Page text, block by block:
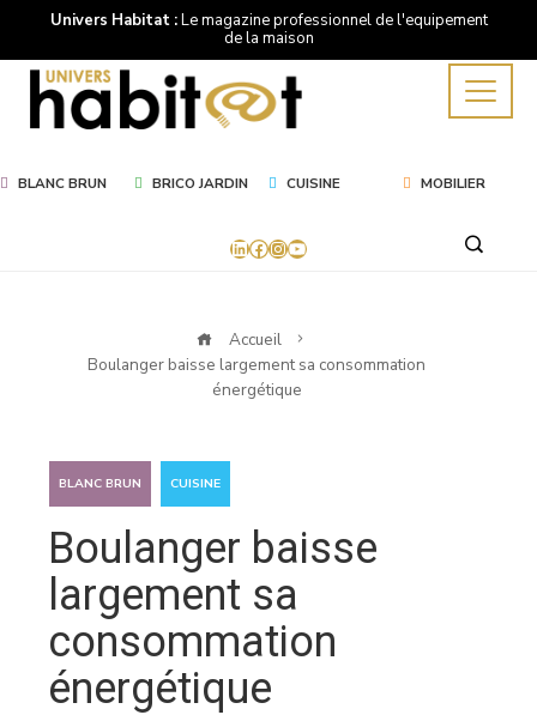
Univers Habitat :Le magazine professionnel de l'equipement
de la maison
BLANC BRUN BRICO JARDIN CUISINE MOBILIER
LinkedIn
Facebook
Instagram
YouTube
Accueil
Boulanger baisse largement sa consommation
énergétique
BLANC BRUN CUISINE
Boulanger baisse
largement sa
consommation
énergétique